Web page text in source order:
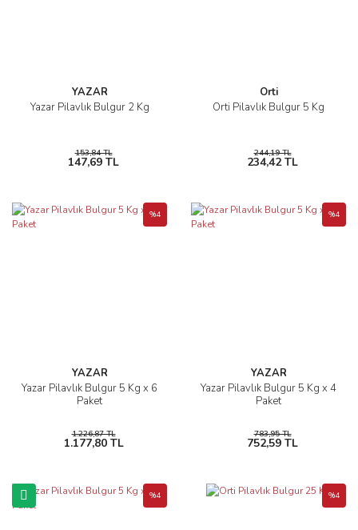
YAZAR
Yazar Pilavlık Bulgur 2 Kg
153,84 TL
147,69 TL
Orti
Orti Pilavlık Bulgur 5 Kg
244,19 TL
234,42 TL
YAZAR
Yazar Pilavlık Bulgur 5 Kg x 6
Paket
%4
1.226,87 TL
1.177,80 TL
YAZAR
Yazar Pilavlık Bulgur 5 Kg x 4
Paket
%4
783,95 TL
752,59 TL
%4 %4